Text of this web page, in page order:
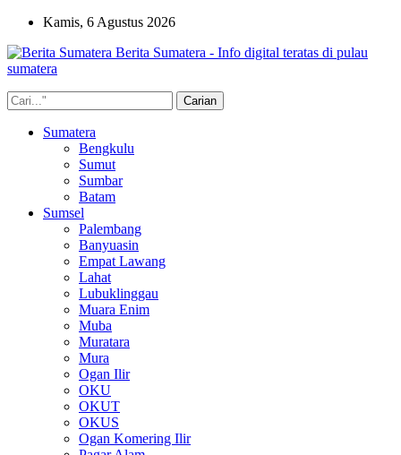
Kamis, 6 Agustus 2026
Berita Sumatera - Info digital teratas di pulau
sumatera
Sumatera
Bengkulu
Sumut
Sumbar
Batam
Sumsel
Palembang
Banyuasin
Empat Lawang
Lahat
Lubuklinggau
Muara Enim
Muba
Muratara
Mura
Ogan Ilir
OKU
OKUT
OKUS
Ogan Komering Ilir